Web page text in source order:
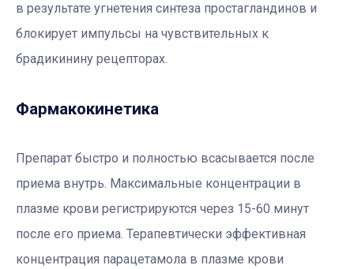
в результате угнетения синтеза простагландинов и
блокирует импульсы на чувствительных к
брадикинину рецепторах.
Фармакокинетика
Препарат быстро и полностью всасывается после
приема внутрь. Максимальные концентрации в
плазме крови регистрируются через 15-60 минут
после его приема. Терапевтически эффективная
концентрация парацетамола в плазме крови